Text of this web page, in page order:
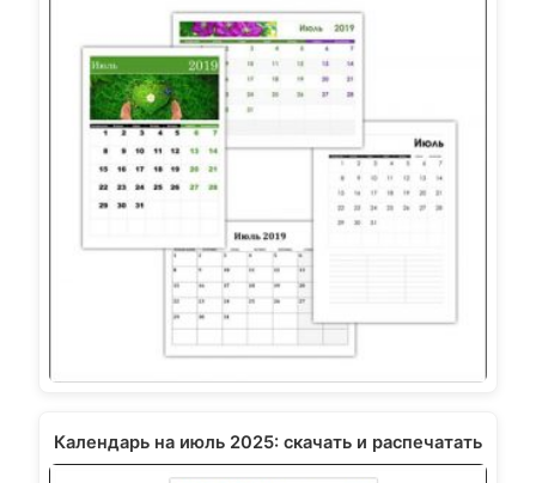
Календарь на июль 2025: скачать и распечатать